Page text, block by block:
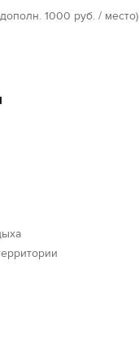
1000 руб. / место)